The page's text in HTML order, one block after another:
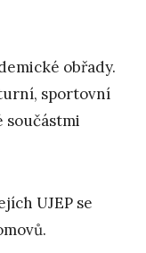
obřady.
sportovní
součástmi
UJEP se